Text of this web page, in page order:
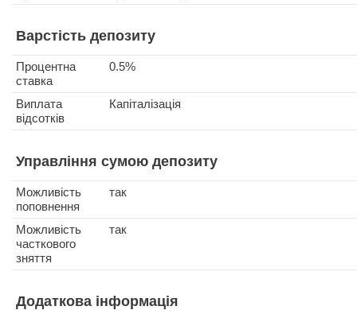
Варстість депозиту
Процентна
ставка
0.5%
Виплата
відсотків
Капіталізація
Управління сумою депозиту
Можливість
поповнення
так
Можливість
часткового
зняття
так
Додаткова інформація